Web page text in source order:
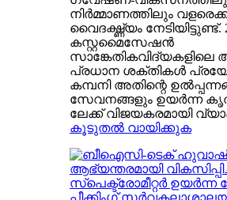
നിർമ്മാണത്തിലും
വൈദഗ്ദ്ധ്യം നേടിയിട്ടുണ്ട്.
കസ്റ്റമൈസേഷൻ
സാങ്കേതികവിദ്യകളിലെ
പ്രധാന ശക്തികൾ
കമ്പനി അതിന്റെ
സേവനങ്ങളും ഉയർന്ന
ലേക്ക് വിജയകരമായി
കൂടുതൽ വായിക്കുക